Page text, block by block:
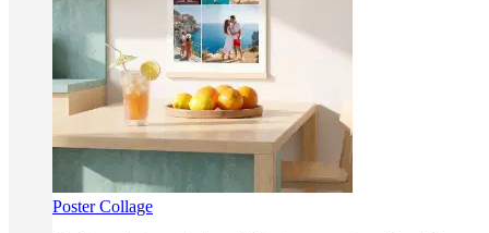
Poster Collage